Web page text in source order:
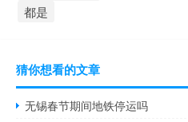
都是
猜你想看的文章
无锡春节期间地铁停运吗